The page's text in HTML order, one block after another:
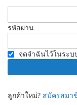
รหัสผ่าน
จดจำฉันไว้ในระบ
ลูกค้าใหม่? สมัครสมา